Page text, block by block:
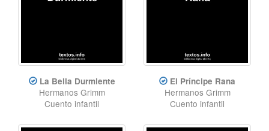
La Bella Durmiente
Hermanos Grimm
Cuento infantil
El Príncipe Rana
Hermanos Grimm
Cuento infantil